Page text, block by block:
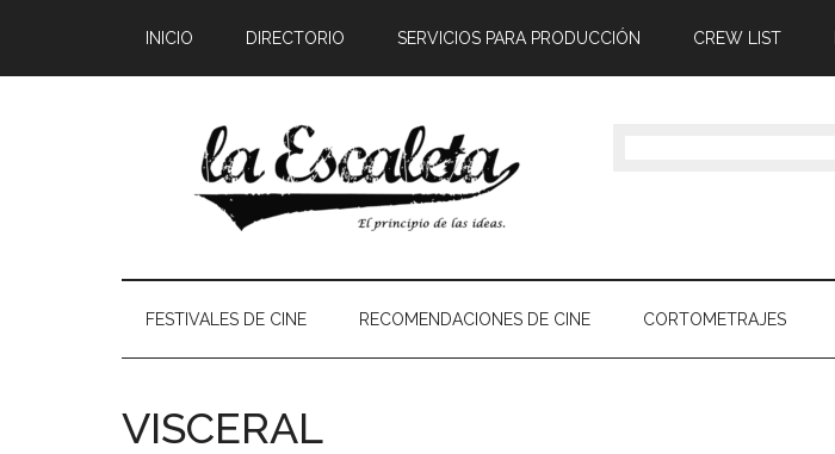
INICIO DIRECTORIO SERVICIOS PARA PRODUCCIÓN CREW LIST
FESTIVALES DE CINE RECOMENDACIONES DE CINE CORTOMETRAJES
VISCERAL